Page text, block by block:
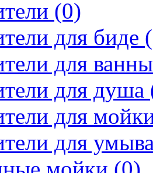
(0)
для биде
для
для душа
для
для